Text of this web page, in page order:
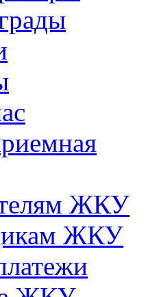
ЖКУ
ЖКУ